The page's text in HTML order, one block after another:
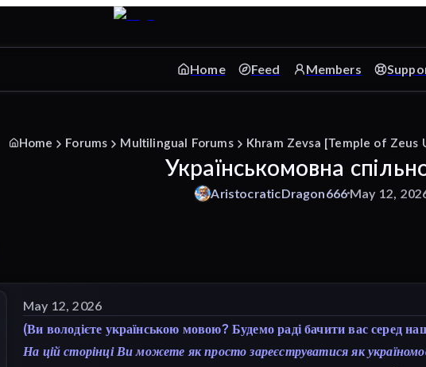
Home Feed Members
Home Forums Multilingual Forums Khram Zevsa [Temple of Zeus
Українськомовна
AristocraticDragon666 May 12,
May 12, 2026
(Ви володієте українською мовою? Будемо раді бачити вас серед
На цій сторінці Ви можете як просто зареєструватися як